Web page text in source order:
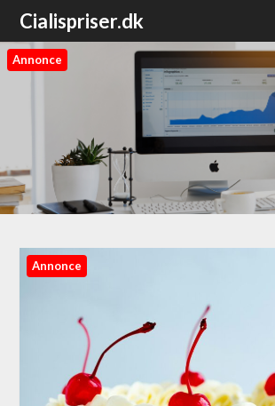
Cialispriser.dk
Annonce
Annonce